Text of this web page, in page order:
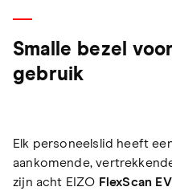
Smalle bezel
gebruik
Elk personeelslid heeft
aankomende,
zijn acht EIZO FlexScan